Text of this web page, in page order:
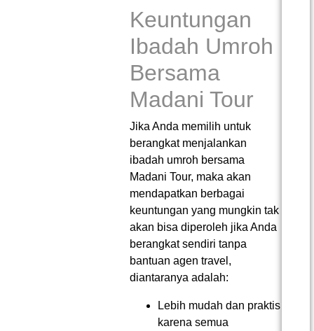
Keuntungan
Ibadah Umroh
Bersama
Madani Tour
Jika Anda memilih untuk
berangkat menjalankan
ibadah umroh bersama
Madani Tour, maka akan
mendapatkan berbagai
keuntungan yang mungkin tak
akan bisa diperoleh jika Anda
berangkat sendiri tanpa
bantuan agen travel,
diantaranya adalah:
Lebih mudah dan praktis
karena semua